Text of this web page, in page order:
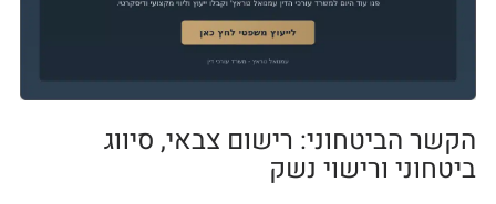
הקשר הביטחוני: רישום צבאי, סיווג
ביטחוני ורישוי נשק